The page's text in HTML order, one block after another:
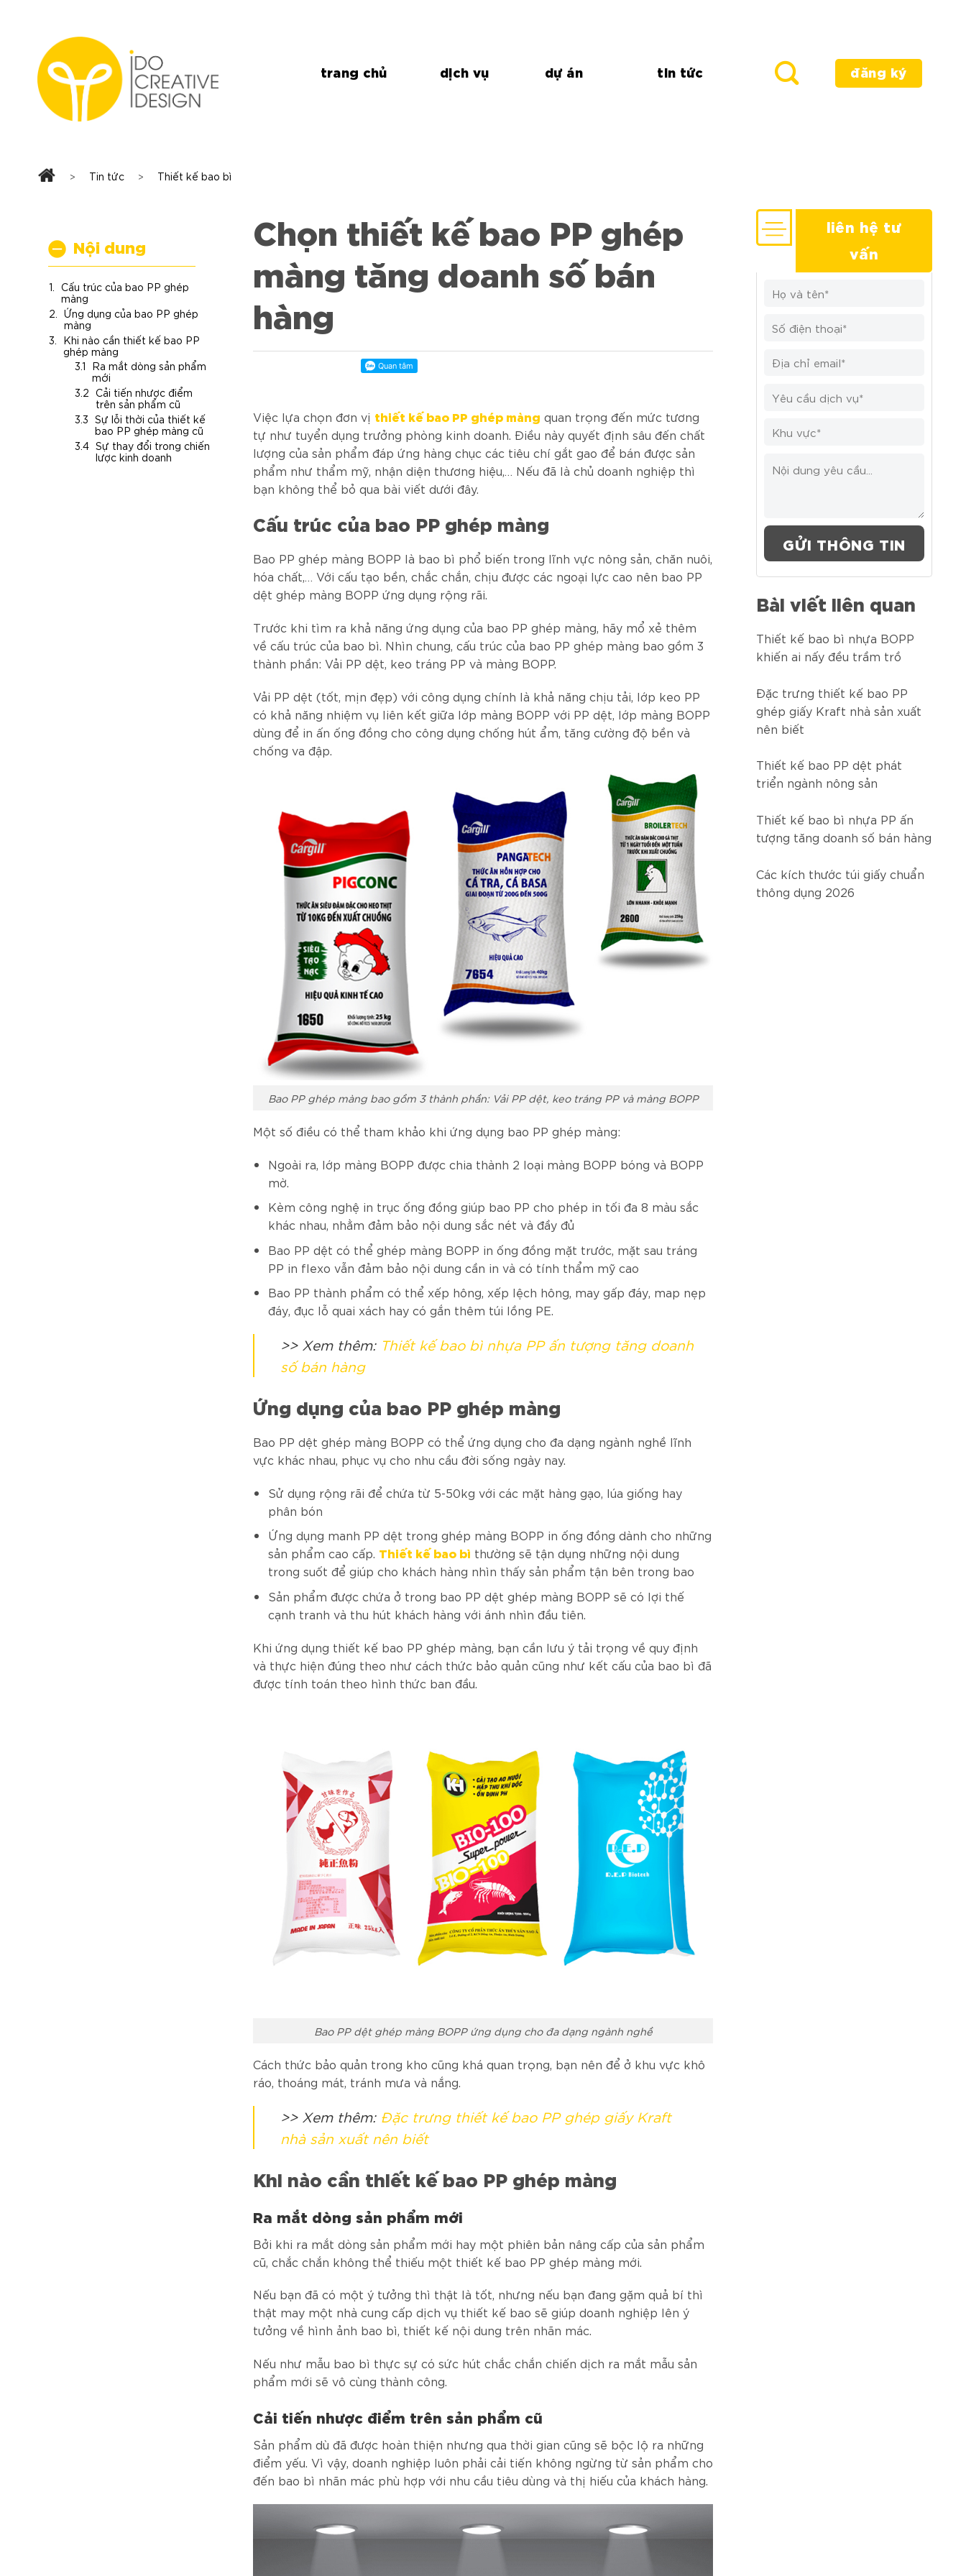
trang chủ dịch vụ dự án tin tức đăng ký
> Tin tức > Thiết kế bao bì
Nội dung
Cấu trúc của bao PP ghép
màng
Ứng dụng của bao PP ghép
màng
Khi nào cần thiết kế bao PP
ghép màng
Ra mắt dòng sản phẩm
mới
Cải tiến nhược điểm
trên sản phẩm cũ
Sự lỗi thời của thiết kế
bao PP ghép màng cũ
Sự thay đổi trong chiến
lược kinh doanh
Chọn thiết kế bao PP ghép
màng tăng doanh số bán
hàng
Việc lựa chọn đơn vị thiết kế bao PP ghép màng quan trọng đến mức tương
tự như tuyển dụng trưởng phòng kinh doanh. Điều này quyết định sâu đến chất
lượng của sản phẩm đáp ứng hàng chục các tiêu chí gắt gao để bán được sản
phẩm như thẩm mỹ, nhận diện thương hiệu,… Nếu đã là chủ doanh nghiệp thì
bạn không thể bỏ qua bài viết dưới đây.
Cấu trúc của bao PP ghép màng
Bao PP ghép màng BOPP là bao bì phổ biến trong lĩnh vực nông sản, chăn nuôi,
hóa chất,… Với cấu tạo bền, chắc chắn, chịu được các ngoại lực cao nên bao PP
dệt ghép màng BOPP ứng dụng rộng rãi.
Trước khi tìm ra khả năng ứng dụng của bao PP ghép màng, hãy mổ xẻ thêm
về cấu trúc của bao bì. Nhìn chung, cấu trúc của bao PP ghép màng bao gồm 3
thành phần: Vải PP dệt, keo tráng PP và màng BOPP.
Vải PP dệt (tốt, mịn đẹp) với công dụng chính là khả năng chịu tải, lớp keo PP
có khả năng nhiệm vụ liên kết giữa lớp màng BOPP với PP dệt, lớp màng BOPP
dùng để in ấn ống đồng cho công dụng chống hút ẩm, tăng cường độ bền và
chống va đập.
Bao PP ghép màng bao gồm 3 thành phần: Vải PP dệt, keo tráng PP và màng BOPP
Một số điều có thể tham khảo khi ứng dụng bao PP ghép màng:
Ngoài ra, lớp màng BOPP được chia thành 2 loại màng BOPP bóng và BOPP
mờ.
Kèm công nghệ in trục ống đồng giúp bao PP cho phép in tối đa 8 màu sắc
khác nhau, nhằm đảm bảo nội dung sắc nét và đầy đủ
Bao PP dệt có thể ghép màng BOPP in ống đồng mặt trước, mặt sau tráng
PP in flexo vẫn đảm bảo nội dung cần in và có tính thẩm mỹ cao
Bao PP thành phẩm có thể xếp hông, xếp lệch hông, may gấp đáy, map nẹp
đáy, đục lỗ quai xách hay có gắn thêm túi lồng PE.
>> Xem thêm: Thiết kế bao bì nhựa PP ấn tượng tăng doanh
số bán hàng
Ứng dụng của bao PP ghép màng
Bao PP dệt ghép màng BOPP có thể ứng dụng cho đa dạng ngành nghề lĩnh
vực khác nhau, phục vụ cho nhu cầu đời sống ngày nay.
Sử dụng rộng rãi để chứa từ 5-50kg với các mặt hàng gạo, lúa giống hay
phân bón
Ứng dụng manh PP dệt trong ghép màng BOPP in ống đồng dành cho những
sản phẩm cao cấp. Thiết kế bao bì thường sẽ tận dụng những nội dung
trong suốt để giúp cho khách hàng nhìn thấy sản phẩm tận bên trong bao
Sản phẩm được chứa ở trong bao PP dệt ghép màng BOPP sẽ có lợi thế
cạnh tranh và thu hút khách hàng với ánh nhìn đầu tiên.
Khi ứng dụng thiết kế bao PP ghép màng, bạn cần lưu ý tải trọng về quy định
và thực hiện đúng theo như cách thức bảo quản cũng như kết cấu của bao bì đã
được tính toán theo hình thức ban đầu.
Bao PP dệt ghép màng BOPP ứng dụng cho đa dạng ngành nghề
Cách thức bảo quản trong kho cũng khá quan trọng, bạn nên để ở khu vực khô
ráo, thoáng mát, tránh mưa và nắng.
>> Xem thêm: Đặc trưng thiết kế bao PP ghép giấy Kraft
nhà sản xuất nên biết
Khi nào cần thiết kế bao PP ghép màng
Ra mắt dòng sản phẩm mới
Bởi khi ra mắt dòng sản phẩm mới hay một phiên bản nâng cấp của sản phẩm
cũ, chắc chắn không thể thiếu một thiết kế bao PP ghép màng mới.
Nếu bạn đã có một ý tưởng thì thật là tốt, nhưng nếu bạn đang gặm quả bí thì
thật may một nhà cung cấp dịch vụ thiết kế bao sẽ giúp doanh nghiệp lên ý
tưởng về hình ảnh bao bì, thiết kế nội dung trên nhãn mác.
Nếu như mẫu bao bì thực sự có sức hút chắc chắn chiến dịch ra mắt mẫu sản
phẩm mới sẽ vô cùng thành công.
Cải tiến nhược điểm trên sản phẩm cũ
Sản phẩm dù đã được hoàn thiện nhưng qua thời gian cũng sẽ bộc lộ ra những
điểm yếu. Vì vậy, doanh nghiệp luôn phải cải tiến không ngừng từ sản phẩm cho
đến bao bì nhãn mác phù hợp với nhu cầu tiêu dùng và thị hiếu của khách hàng.
liên hệ tư
vấn
Bài viết liên quan
Thiết kế bao bì nhựa BOPP
khiến ai nấy đều trầm trồ
Đặc trưng thiết kế bao PP
ghép giấy Kraft nhà sản xuất
nên biết
Thiết kế bao PP dệt phát
triển ngành nông sản
Thiết kế bao bì nhựa PP ấn
tượng tăng doanh số bán hàng
Các kích thước túi giấy chuẩn
thông dụng 2026